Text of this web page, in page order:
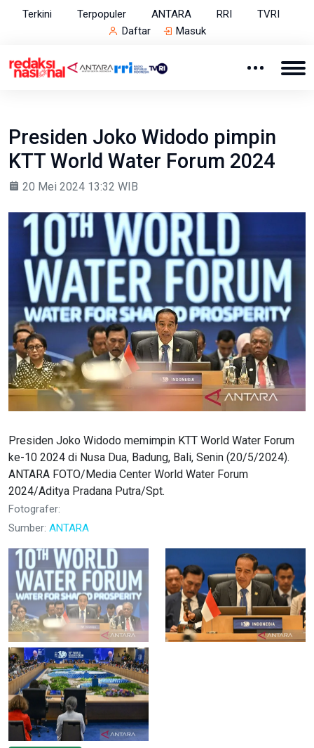
Terkini Terpopuler ANTARA RRI
TVRI
Daftar
Masuk
Presiden Joko Widodo pimpin
KTT World Water Forum 2024
20 Mei 2024 13:32 WIB
Presiden Joko Widodo memimpin KTT World Water Forum
ke-10 2024 di Nusa Dua, Badung, Bali, Senin (20/5/2024).
ANTARA FOTO/Media Center World Water Forum
2024/Aditya Pradana Putra/Spt.
Fotografer:
Sumber: ANTARA